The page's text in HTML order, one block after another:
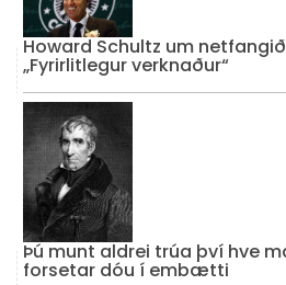
Howard Schultz um
„Fyrirlitlegur verknaður“
Þú munt aldrei trúa því hve
forsetar dóu í embætti